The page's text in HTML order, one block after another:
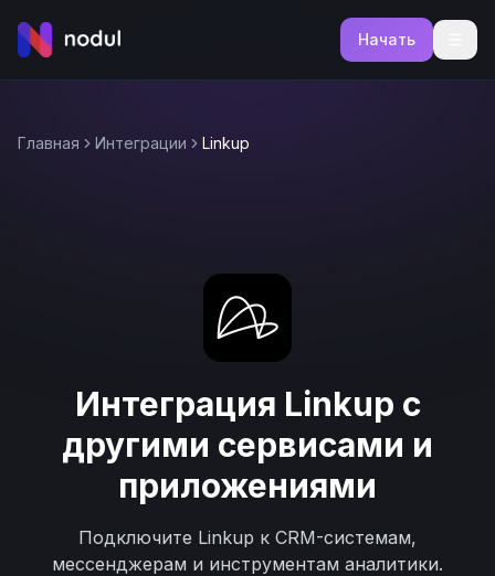
Начать
Главная Интеграции Linkup
Интеграция Linkup с
другими сервисами и
приложениями
Подключите Linkup к CRM-системам,
мессенджерам и инструментам аналитики.